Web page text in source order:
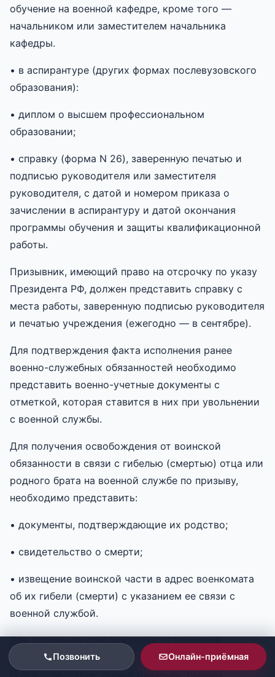
обучение на военной кафедре, кроме того —
начальником или заместителем начальника
кафедры.
• в аспирантуре (других формах послевузовского
образования):
• диплом о высшем профессиональном
образовании;
• справку (форма N 26), заверенную печатью и
подписью руководителя или заместителя
руководителя, с датой и номером приказа о
зачислении в аспирантуру и датой окончания
программы обучения и защиты квалификационной
работы.
Призывник, имеющий право на отсрочку по указу
Президента РФ, должен представить справку с
места работы, заверенную подписью руководителя
и печатью учреждения (ежегодно — в сентябре).
Для подтверждения факта исполнения ранее
военно-служебных обязанностей необходимо
представить военно-учетные документы с
отметкой, которая ставится в них при увольнении
с военной службы.
Для получения освобождения от воинской
обязанности в связи с гибелью (смертью) отца или
родного брата на военной службе по призыву,
необходимо представить:
• документы, подтверждающие их родство;
• свидетельство о смерти;
• извещение воинской части в адрес военкомата
об их гибели (смерти) с указанием ее связи с
военной службой.
Для получения освобождения от воинской
обязанности в связи со смертью отца или родного
брата вследствие увечья (ранения, травмы,
Позвонить Онлайн-приёмная